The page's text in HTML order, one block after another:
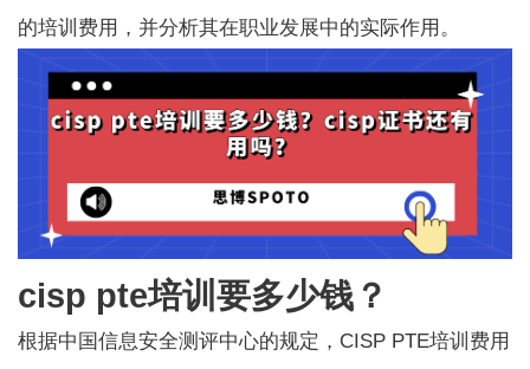
的培训费用，并分析其在职业发展中的实际作用。
cisp pte培训要多少钱？
根据中国信息安全测评中心的规定， CISP PTE培训 费用